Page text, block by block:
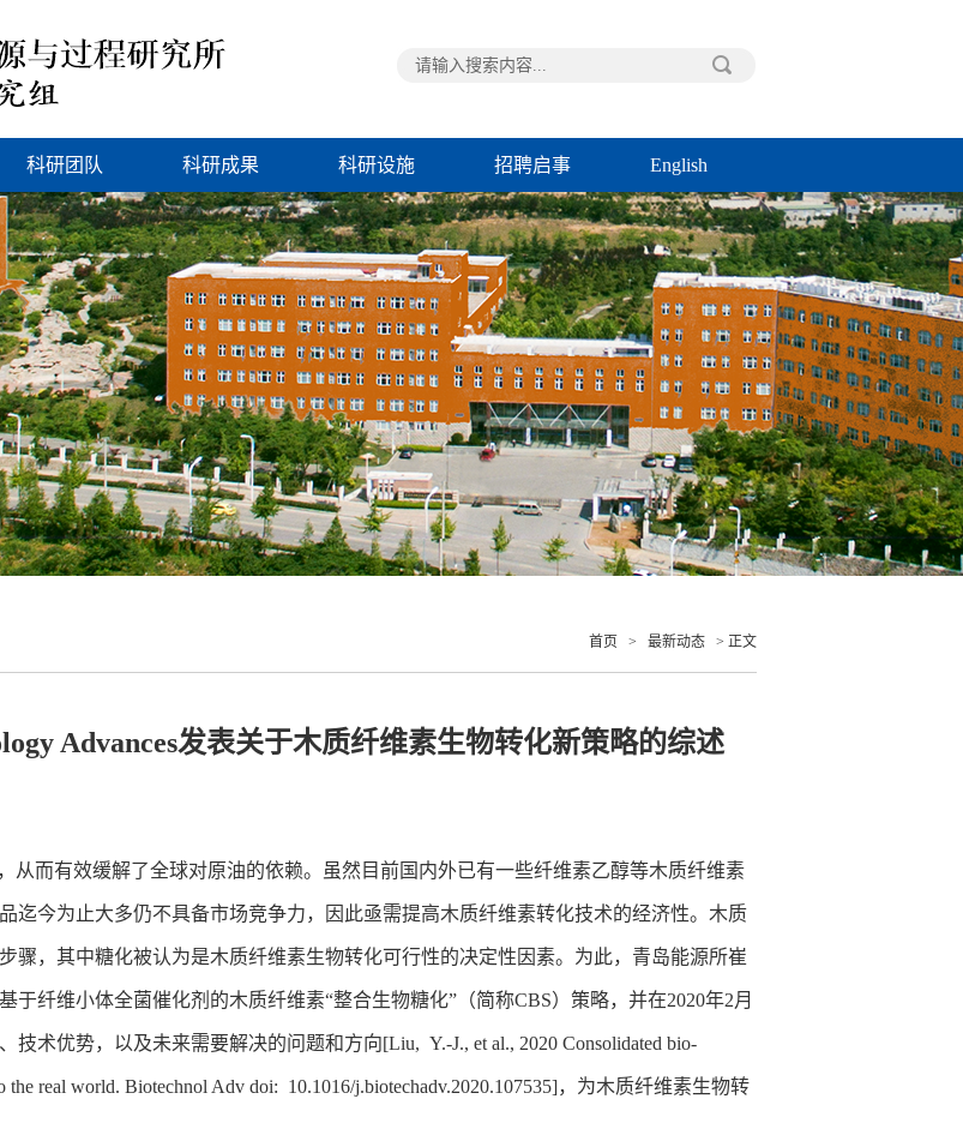
科研团队 科研成果 科研设施 招聘启事 English
首页 > 最新动态 > 正文
Advances发表关于木质纤维素生物转化新策略的综述
从而有效缓解了全球对原油的依赖。虽然目前国内外已有一些纤维素乙醇等木质纤维素
迄今为止大多仍不具备市场竞争力，因此亟需提高木质纤维素转化技术的经济性。木质
，其中糖化被认为是木质纤维素生物转化可行性的决定性因素。为此， 青岛能源所崔
纤维小体全菌催化剂的木质纤维素“整合生物糖化”（简称CBS）策略，并在2020年2月
技术优势，以及未来需要解决的问题和方向[Liu, Y.-J., et al., 2020 Consolidated bio-
real world. Biotechnol Adv doi: 10.1016/j.biotechadv.2020.107535]，为木质纤维素生物转